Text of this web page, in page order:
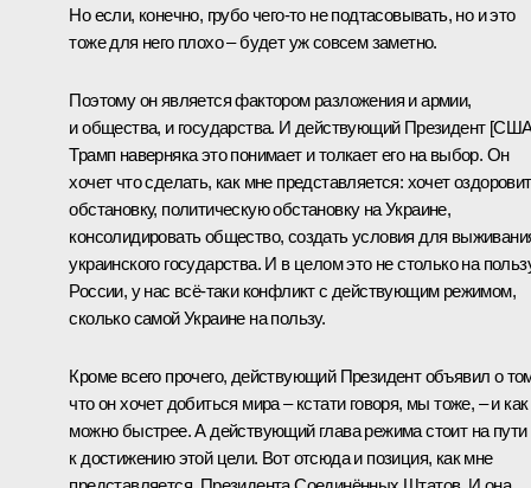
Но если, конечно, грубо чего-то не подтасовывать, но и это
тоже для него плохо – будет уж совсем заметно.
Поэтому он является фактором разложения и армии,
и общества, и государства. И действующий Президент
Трамп наверняка это понимает и толкает его на выбор. Он
хочет что сделать, как мне представляется: хочет
обстановку, политическую обстановку на Украине,
консолидировать общество, создать условия для
украинского государства. И в целом это не столько на
России, у нас всё-таки конфликт с действующим режимом,
сколько самой Украине на пользу.
Кроме всего прочего, действующий Президент объявил о
что он хочет добиться мира – кстати говоря, мы тоже, – и как
можно быстрее. А действующий глава режима стоит на пути
к достижению этой цели. Вот отсюда и позиция, как мне